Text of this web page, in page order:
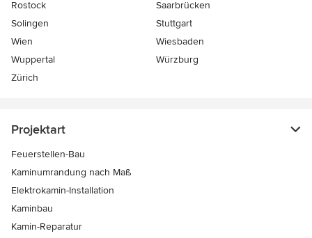
Rostock
Saarbrücken
Solingen
Stuttgart
Wien
Wiesbaden
Wuppertal
Würzburg
Zürich
Projektart
Feuerstellen-Bau
Kaminumrandung nach Maß
Elektrokamin-Installation
Kaminbau
Kamin-Reparatur